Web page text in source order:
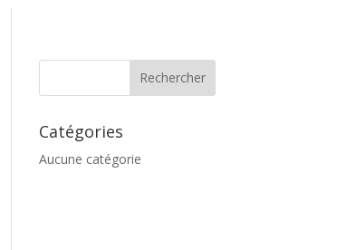
Catégories
Aucune catégorie